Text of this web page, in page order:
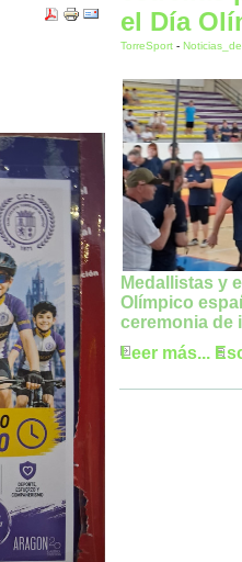
el Día
TorreSport -
Medallistas y
Olímpico
ceremonia de
Leer más...